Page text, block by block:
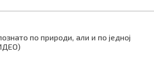
по природи, али и по једној
ПРЕУЗМИТЕ НАШУ АПЛИКАЦИЈУ